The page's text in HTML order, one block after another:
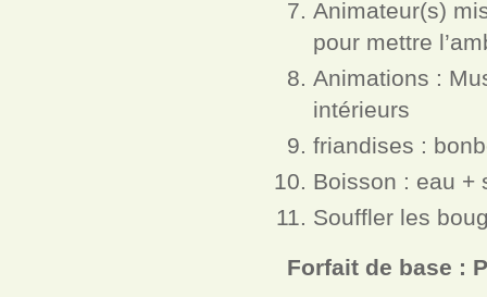
Animateur(s)
pour mettre
Animations :
intérieurs
friandises :
Boisson : eau +
Souffler les
Forfait de base :